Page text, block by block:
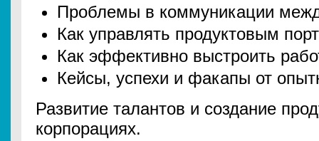
Проблемы в коммуникации
Как управлять продуктовым
Как эффективно выстроить
Кейсы, успехи и факапы от
Развитие талантов и создание
корпорациях.